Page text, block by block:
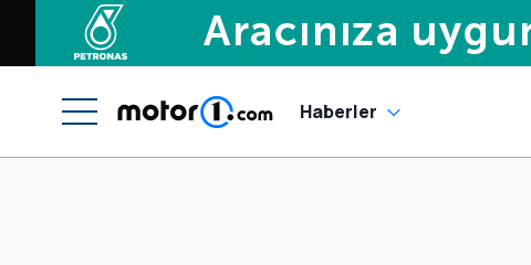
Haberler